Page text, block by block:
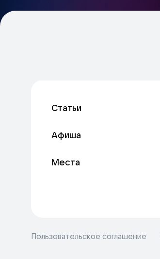
Статьи
Афиша
Места
Пользовательское соглашение